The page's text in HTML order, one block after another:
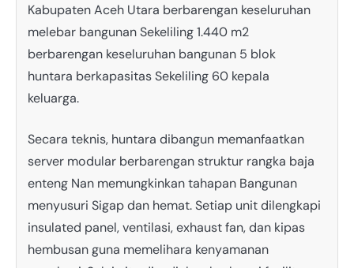
Kabupaten Aceh Utara berbarengan keseluruhan
melebar bangunan Sekeliling 1.440 m2
berbarengan keseluruhan bangunan 5 blok
huntara berkapasitas Sekeliling 60 kepala
keluarga.
Secara teknis, huntara dibangun memanfaatkan
server modular berbarengan struktur rangka baja
enteng Nan memungkinkan tahapan Bangunan
menyusuri Sigap dan hemat. Setiap unit dilengkapi
insulated panel, ventilasi, exhaust fan, dan kipas
hembusan guna memelihara kenyamanan